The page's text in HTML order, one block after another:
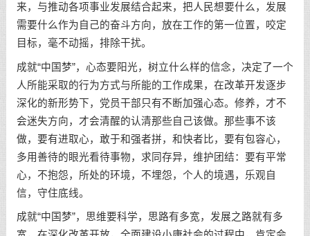
来，与推动各项事业发展结合起来，把人民想要什么，发展
需要什么作为自己的奋斗方向，放在工作的第一位置，咬定
目标，毫不动摇，排除干扰。
成就“中国梦”，心态要阳光，树立什么样的信念，决定了一个
人所能采取的行为方式与所能的工作成果，在改革开发逐步
深化的新形势下，党员干部只有不断加强心态。修养，才不
会迷失方向，才会清醒的认清那些自己该做。那些事不该
做，要有进取心，敢于和强者拼，和快者比，要有包容心，
多用善待的眼光看待事物，求同存异，维护团结：要有平常
心，不抱怨，所处的环境，不埋怨，个人的境遇，乐观自
信，守住底线。
成就“中国梦”，思维要科学，思路有多宽，发展之路就有多